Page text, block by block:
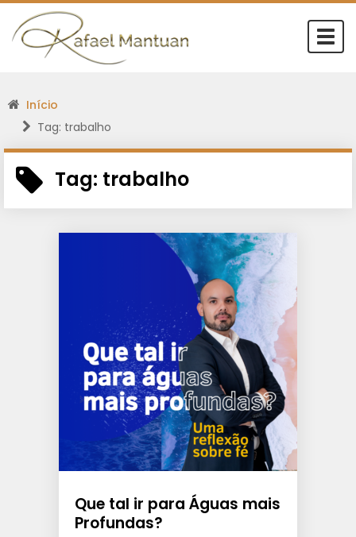
Início
Tag: trabalho
Tag: trabalho
Que tal ir para Águas mais
Profundas?